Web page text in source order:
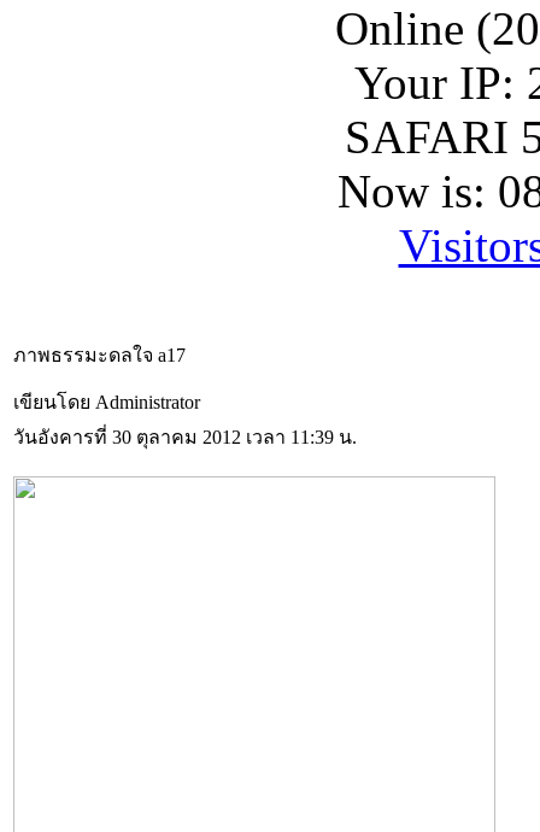
Online
Your IP:
SAFARI
Now is:
ภาพธรรมะดลใจ a17
เขียนโดย Administrator
วันอังคารที่ 30 ตุลาคม 2012 เวลา 11:39 น.